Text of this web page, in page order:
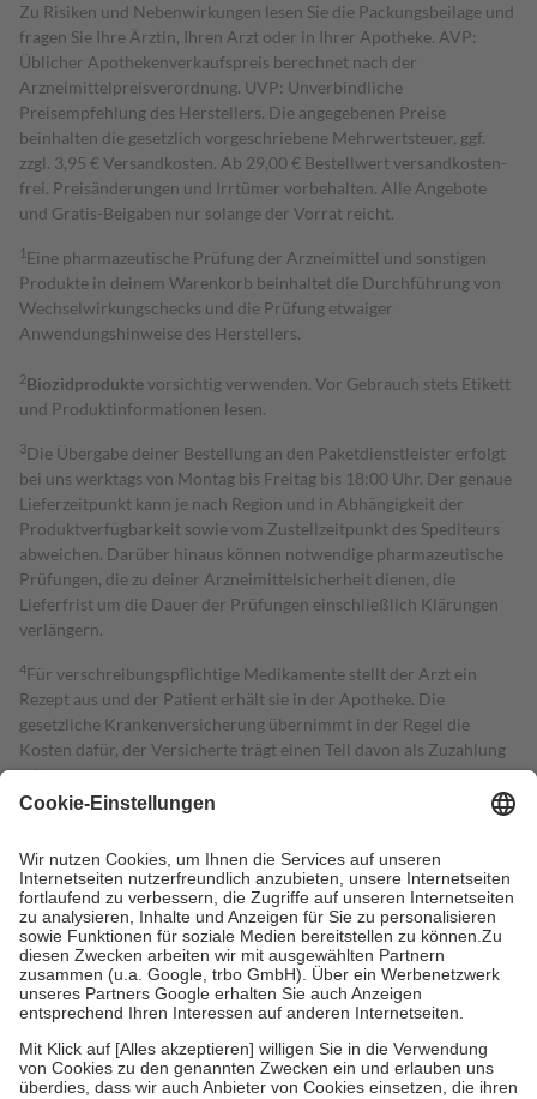
Zu Risiken und Nebenwirkungen lesen Sie die Packungsbeilage und
fragen Sie Ihre Ärztin, Ihren Arzt oder in Ihrer Apotheke. AVP:
Üblicher Apothekenverkaufspreis berechnet nach der
Arzneimittelpreisverordnung. UVP: Unverbindliche
Preisempfehlung des Herstellers. Die angegebenen Preise
beinhalten die gesetzlich vorgeschriebene Mehrwertsteuer, ggf.
zzgl. 3,95 € Versandkosten. Ab 29,00 € Bestell­wert versand­kosten­
frei. Preisänderungen und Irrtümer vorbehalten. Alle Angebote
und Gratis-Beigaben nur solange der Vorrat reicht.
1 Eine pharmazeutische Prüfung der Arzneimittel und sonstigen
Produkte in deinem Warenkorb beinhaltet die Durchführung von
Wechselwirkungschecks und die Prüfung etwaiger
Anwendungshinweise des Herstellers.
2Biozidproduktevorsichtig verwenden. Vor Gebrauch stets Etikett
und Produktinformationen lesen.
3Die Übergabe deiner Bestellung an den Paketdienstleister erfolgt
bei uns werktags von Montag bis Freitag bis 18:00 Uhr. Der genaue
Lieferzeitpunkt kann je nach Region und in Abhängigkeit der
Produktverfügbarkeit sowie vom Zustellzeitpunkt des Spediteurs
abweichen. Darüber hinaus können notwendige pharmazeutische
Prüfungen, die zu deiner Arzneimittelsicherheit dienen, die
Lieferfrist um die Dauer der Prüfungen einschließlich Klärungen
verlängern.
4Für verschreibungspflichtige Medikamente stellt der Arzt ein
Rezept aus und der Patient erhält sie in der Apotheke. Die
gesetzliche Krankenversicherung übernimmt in der Regel die
Kosten dafür, der Versicherte trägt einen Teil davon als Zuzahlung
mit.
Grundsätzlich leisten Mitglieder Zuzahlungen in Höhe von zehn
höchstens zehn Euro.
Es sind jedoch nie mehr als die tatsächlichen
Kosten der Leistung zu entrichten.
Diese Regeln gelten grundsätzlich auch für Online-Apotheken.
Bei Heilmitteln und häuslicher Krankenpflege beträgt die
Zuzahlung zehn Prozent der Kosten sowie zehn Euro je
Verordnung.
Um das Engagement der Versicherten für ihre eigene Gesundheit zu
stärken und die besondere Stellung der Familie zu unterstützen,
fallenkeine Zuzahlungenan bei:
• Kindern und Jugendlichen bis zum vollendeten 18. Lebensjahr